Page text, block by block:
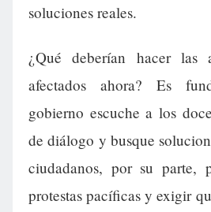
soluciones reales.
¿Qué deberían hacer las
afectados ahora? Es
gobierno escuche a los
de diálogo y busque
ciudadanos, por su parte,
protestas pacíficas y exigir